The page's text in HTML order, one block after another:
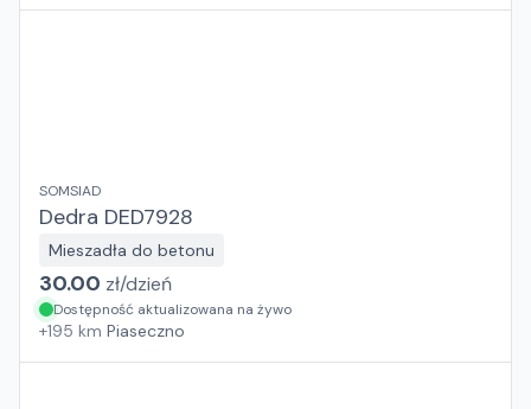
SOMSIAD
Dedra DED7928
Mieszadła do betonu
30.00 zł/dzień
Dostępność aktualizowana na żywo
+195 km Piaseczno